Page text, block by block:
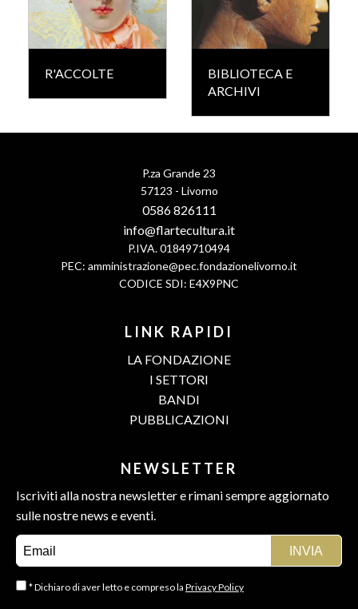
R'ACCOLTE
BIBLIOTECA E
ARCHIVI
P.za Grande 23
57123 - Livorno
0586 826111
info@flartecultura.it
P.IVA. 01849710494
PEC: amministrazione@pec.fondazionelivorno.it
CODICE SDI: E4X9PNC
LINK RAPIDI
LA FONDAZIONE
I SETTORI
BANDI
PUBBLICAZIONI
NEWSLETTER
Iscriviti alla nostra newsletter e rimani sempre aggiornato
sulle nostre news e eventi.
* Dichiaro di aver letto e compreso la Privacy Policy